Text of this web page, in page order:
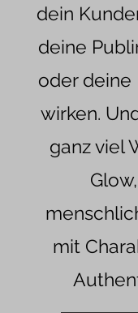
dein
deine
oder
wirken.
ganz viel
mit